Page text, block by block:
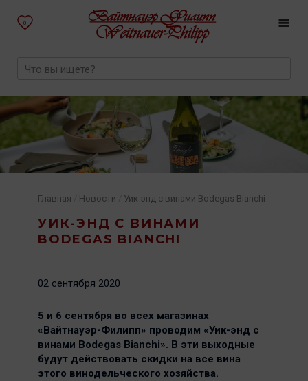
0
УИК-ЭНД С ВИНАМИ
BODEGAS BIANCHI
Главная Новости Уик-энд с винами Bodegas Bianchi
02 сентября 2020
5 и 6 сентября во всех магазинах
«Вайтнауэр-Филипп» проводим «Уик-энд с
винами Bodegas Bianchi». В эти выходные
будут действовать скидки на все вина
этого винодельческого хозяйства.